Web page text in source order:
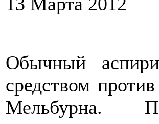
Обычный
средством
Мельбурна.